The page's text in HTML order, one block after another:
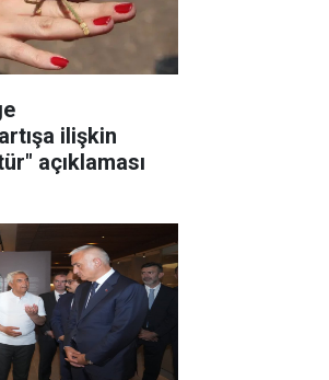
ilişkin
açıklaması